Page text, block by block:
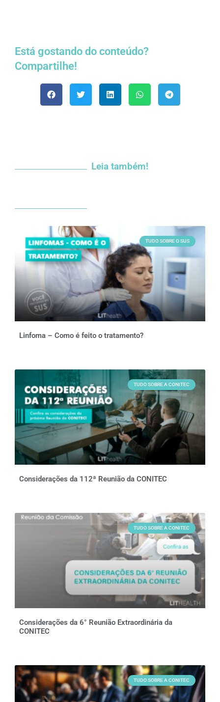
Está gostando do conteúdo?
Compartilhe!
Leia também!
TUDO SOBRE O SUS
Linfoma – Como é feito o tratamento?
TUDO SOBRE A CONITEC
Considerações da 112ª Reunião da CONITEC
TUDO SOBRE A CONITEC
Considerações da 6° Reunião Extraordinária da
CONITEC
TUDO SOBRE A CONITEC